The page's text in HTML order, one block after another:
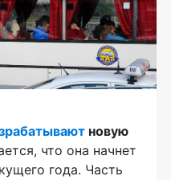
новую
что она начнет
года. Часть